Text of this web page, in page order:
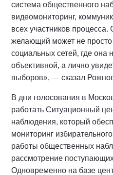
система общественного
видеомониторинг,
всех участников
желающий может не
социальных сетей, где она
объективной, а лично
выборов», — сказал
В дни голосования в
работать Ситуационный
наблюдения, который
мониторинг
работы общественных
рассмотрение
Одновременно на базе